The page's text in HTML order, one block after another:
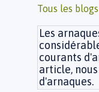
Tous les blogs
Les
courants
article,
d'arnaques.